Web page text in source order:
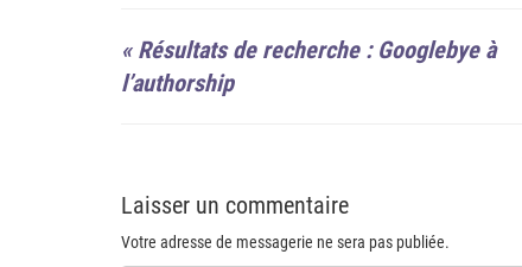
« Résultats de recherche : Googlebye à
l’authorship
Laisser un commentaire
Votre adresse de messagerie ne sera pas publiée.